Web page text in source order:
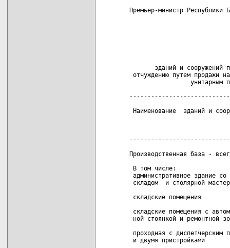
Премьер-министр
зданий и сооружений
отчуждению путем продажи
унитарным
Наименование  зданий и
Производственная база
В том числе:
административное
складом  и столярной
складские помещения
складские помещения с
ной стоянкой и ремонтной
проходная с
и двумя пристройками